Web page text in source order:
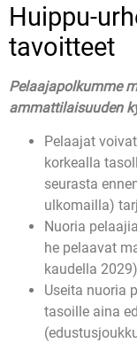
Huippu-
tavoitteet
Pelaajapolkumme
ammattilaisuuden
Pelaajat
korkealla
seurasta
ulkomailla)
Nuoria
he pelaavat
kaudella
Useita nuoria
tasoille aina